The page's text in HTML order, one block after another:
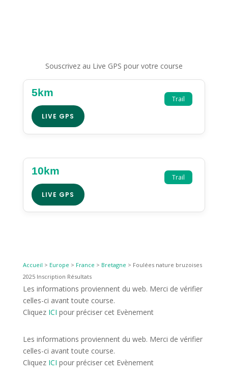
Souscrivez au Live GPS pour votre course
Trail
5km
LIVE GPS
Trail
10km
LIVE GPS
Accueil > Europe > France > Bretagne > Foulées nature bruzoises
2025 Inscription Résultats
Les informations proviennent du web. Merci de vérifier
celles-ci avant toute course.
Cliquez ICI pour préciser cet Evènement
Les informations proviennent du web. Merci de vérifier
celles-ci avant toute course.
Cliquez ICI pour préciser cet Evènement